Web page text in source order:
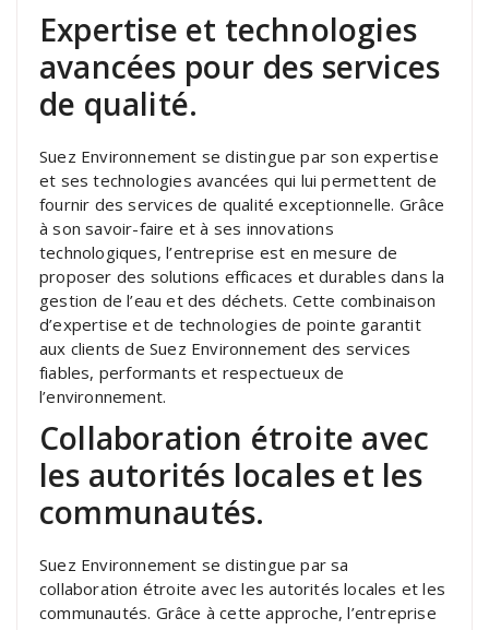
Expertise et technologies
avancées pour des services
de qualité.
Suez Environnement se distingue par son expertise
et ses technologies avancées qui lui permettent de
fournir des services de qualité exceptionnelle. Grâce
à son savoir-faire et à ses innovations
technologiques, l’entreprise est en mesure de
proposer des solutions efficaces et durables dans la
gestion de l’eau et des déchets. Cette combinaison
d’expertise et de technologies de pointe garantit
aux clients de Suez Environnement des services
fiables, performants et respectueux de
l’environnement.
Collaboration étroite avec
les autorités locales et les
communautés.
Suez Environnement se distingue par sa
collaboration étroite avec les autorités locales et les
communautés. Grâce à cette approche, l’entreprise